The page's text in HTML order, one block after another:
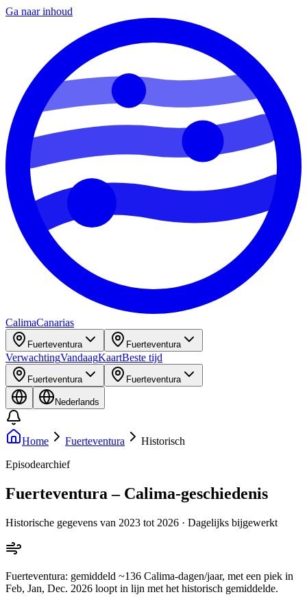
Ga naar inhoud
CalimaCanarias
Fuerteventura Fuerteventura
VerwachtingVandaagKaartBeste tijd
Fuerteventura Fuerteventura
Nederlands
Home Fuerteventura
Historisch
Episodearchief
Fuerteventura – Calima-geschiedenis
Historische gegevens van 2023 tot 2026 · Dagelijks bijgewerkt
Fuerteventura: gemiddeld ~136 Calima-dagen/jaar, met een piek in
Feb, Jan, Dec. 2026 loopt in lijn met het historisch gemiddelde.